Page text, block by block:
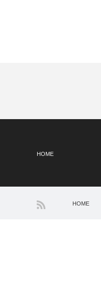
HOME
HOME